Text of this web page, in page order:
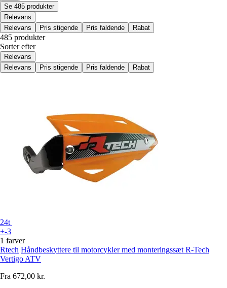
Se 485 produkter
Relevans
Relevans
Pris stigende Pris faldende Rabat
485 produkter
Sorter efter
Relevans
Relevans
Pris stigende Pris faldende Rabat
24t
+-3
1 farver
Rtech Håndbeskyttere til motorcykler med monteringssæt R-Tech
Vertigo ATV
Fra 672,00 kr.